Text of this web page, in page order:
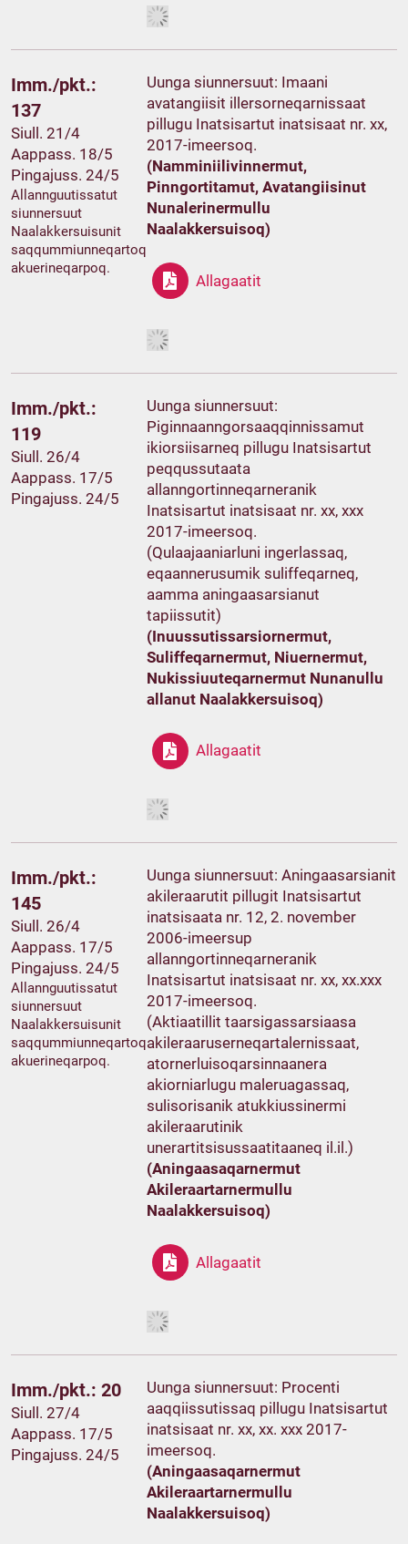
Imm./pkt.:
137
Siull. 21/4
Aappass. 18/5
Pingajuss. 24/5
Allannguutissatut
siunnersuut
Naalakkersuisunit
saqqummiunneqartoq
akuerineqarpoq.
Uunga siunnersuut: Imaani
avatangiisit illersorneqarnissaat
pillugu Inatsisartut inatsisaat nr. xx,
2017-imeersoq.
(Namminiilivinnermut,
Pinngortitamut, Avatangiisinut
Nunalerinermullu
Naalakkersuisoq)
Allagaatit
Imm./pkt.:
119
Siull. 26/4
Aappass. 17/5
Pingajuss. 24/5
Uunga siunnersuut:
Piginnaanngorsaaqqinnissamut
ikiorsiisarneq pillugu Inatsisartut
peqqussutaata
allanngortinneqarneranik
Inatsisartut inatsisaat nr. xx, xxx
2017-imeersoq.
(Qulaajaaniarluni ingerlassaq,
eqaannerusumik suliffeqarneq,
aamma aningaasarsianut
tapiissutit)
(Inuussutissarsiornermut,
Suliffeqarnermut, Niuernermut,
Nukissiuuteqarnermut Nunanullu
allanut Naalakkersuisoq)
Allagaatit
Imm./pkt.:
145
Siull. 26/4
Aappass. 17/5
Pingajuss. 24/5
Allannguutissatut
siunnersuut
Naalakkersuisunit
saqqummiunneqartoq
akuerineqarpoq.
Uunga siunnersuut: Aningaasarsianit
akileraarutit pillugit Inatsisartut
inatsisaata nr. 12, 2. november
2006-imeersup
allanngortinneqarneranik
Inatsisartut inatsisaat nr. xx, xx.xxx
2017-imeersoq.
(Aktiaatillit taarsigassarsiaasa
akileraaruserneqartalernissaat,
atornerluisoqarsinnaanera
akiorniarlugu maleruagassaq,
sulisorisanik atukkiussinermi
akileraarutinik
unerartitsisussaatitaaneq il.il.)
(Aningaasaqarnermut
Akileraartarnermullu
Naalakkersuisoq)
Allagaatit
Imm./pkt.: 20
Siull. 27/4
Aappass. 17/5
Pingajuss. 24/5
Uunga siunnersuut: Procenti
aaqqiissutissaq pillugu Inatsisartut
inatsisaat nr. xx, xx. xxx 2017-
imeersoq.
(Aningaasaqarnermut
Akileraartarnermullu
Naalakkersuisoq)